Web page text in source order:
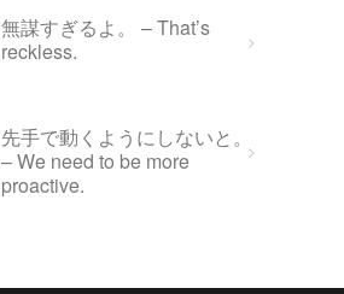
無謀すぎるよ。 – That’s
reckless.
先手で動くようにしないと。
– We need to be more
proactive.